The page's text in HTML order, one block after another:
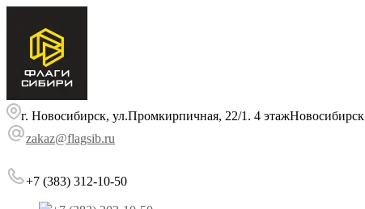
г. Новосибирск, ул.Промкирпичная, 22/1. 4 этажНовосибирск
zakaz@flagsib.ru
+7 (383) 312-10-50